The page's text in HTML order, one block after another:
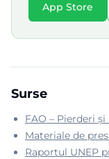
App Store
Surse
FAO – Pierderi
Materiale de
Raportul UNEP